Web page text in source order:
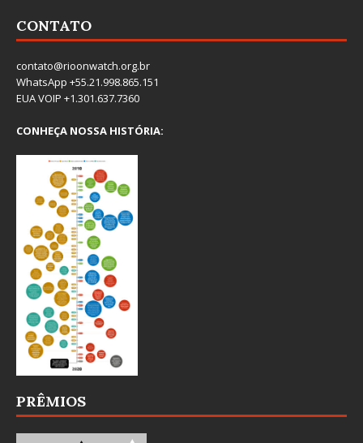
CONTATO
contato@rioonwatch.org.br
WhatsApp +55.21.998.865.151
EUA VOIP +1.301.637.7360
CONHEÇA NOSSA HISTÓRIA:
PRÊMIOS